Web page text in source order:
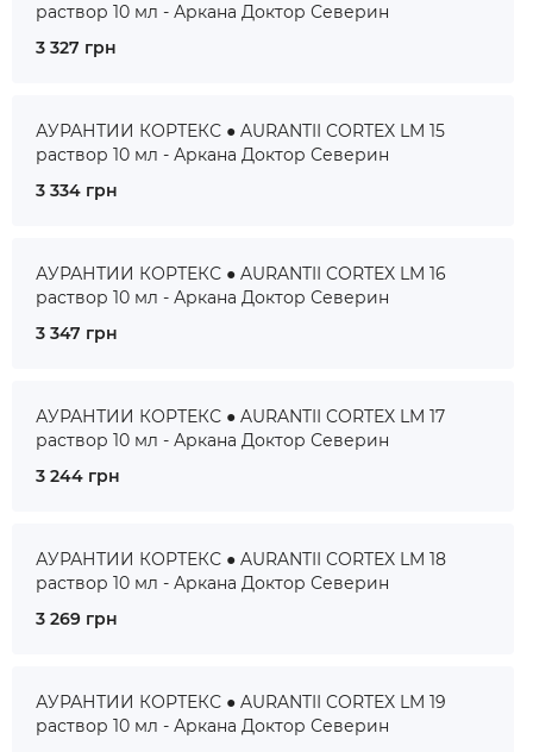
раствор 10 мл - Аркана Доктор Северин
3 327 грн
АУРАНТИИ КОРТЕКС ● AURANTII CORTEX LM 15
раствор 10 мл - Аркана Доктор Северин
3 334 грн
АУРАНТИИ КОРТЕКС ● AURANTII CORTEX LM 16
раствор 10 мл - Аркана Доктор Северин
3 347 грн
АУРАНТИИ КОРТЕКС ● AURANTII CORTEX LM 17
раствор 10 мл - Аркана Доктор Северин
3 244 грн
АУРАНТИИ КОРТЕКС ● AURANTII CORTEX LM 18
раствор 10 мл - Аркана Доктор Северин
3 269 грн
АУРАНТИИ КОРТЕКС ● AURANTII CORTEX LM 19
раствор 10 мл - Аркана Доктор Северин